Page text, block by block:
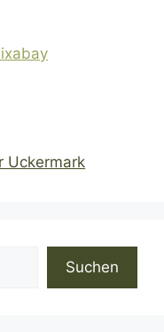
Uckermark
Suchen